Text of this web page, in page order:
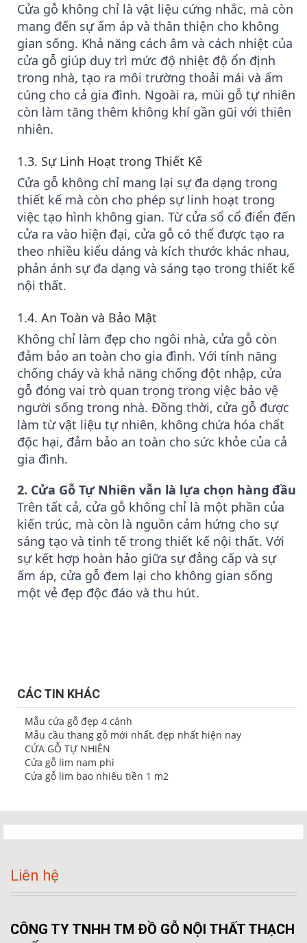
Cửa gỗ không chỉ là vật liệu cứng nhắc, mà còn
mang đến sự ấm áp và thân thiện cho không
gian sống. Khả năng cách âm và cách nhiệt của
cửa gỗ giúp duy trì mức độ nhiệt độ ổn định
trong nhà, tạo ra môi trường thoải mái và ấm
cúng cho cả gia đình. Ngoài ra, mùi gỗ tự nhiên
còn làm tăng thêm không khí gần gũi với thiên
nhiên.
1.3. Sự Linh Hoạt trong Thiết Kế
Cửa gỗ không chỉ mang lại sự đa dạng trong
thiết kế mà còn cho phép sự linh hoạt trong
việc tạo hình không gian. Từ cửa sổ cổ điển đến
cửa ra vào hiện đại, cửa gỗ có thể được tạo ra
theo nhiều kiểu dáng và kích thước khác nhau,
phản ánh sự đa dạng và sáng tạo trong thiết kế
nội thất.
1.4. An Toàn và Bảo Mật
Không chỉ làm đẹp cho ngôi nhà, cửa gỗ còn
đảm bảo an toàn cho gia đình. Với tính năng
chống cháy và khả năng chống đột nhập, cửa
gỗ đóng vai trò quan trọng trong việc bảo vệ
người sống trong nhà. Đồng thời, cửa gỗ được
làm từ vật liệu tự nhiên, không chứa hóa chất
độc hại, đảm bảo an toàn cho sức khỏe của cả
gia đình.
2. Cửa Gỗ Tự Nhiên vẫn là lựa chọn hàng đầu
Trên tất cả, cửa gỗ không chỉ là một phần của
kiến trúc, mà còn là nguồn cảm hứng cho sự
sáng tạo và tinh tế trong thiết kế nội thất. Với
sự kết hợp hoàn hảo giữa sự đẳng cấp và sự
ấm áp, cửa gỗ đem lại cho không gian sống
một vẻ đẹp độc đáo và thu hút.
CÁC TIN KHÁC
Mẫu cửa gỗ đẹp 4 cánh
Mẫu cầu thang gỗ mới nhất, đẹp nhất hiện nay
CỬA GỖ TỰ NHIÊN
Cửa gỗ lim nam phi
Cửa gỗ lim bao nhiêu tiền 1 m2
Liên hệ
CÔNG TY TNHH TM ĐỒ GỖ NỘI THẤT THẠCH